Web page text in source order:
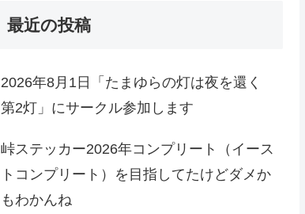
最近の投稿
2026年8月1日「たまゆらの灯は夜を還く
第2灯」にサークル参加します
峠ステッカー2026年コンプリート（イース
トコンプリート）を目指してたけどダメか
もわかんね